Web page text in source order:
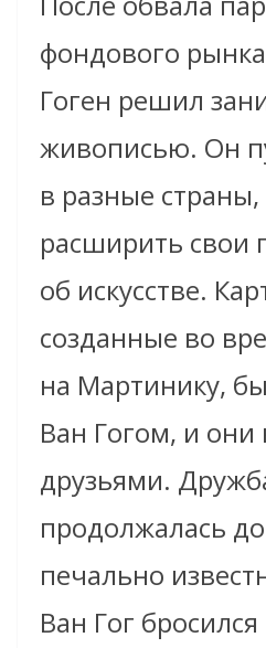
фондового
Гоген решил
живописью. Он
в разные
расширить свои
об искусстве.
созданные во
на Мартинику,
Ван Гогом, и они
друзьями.
продолжалась
печально
Ван Гог